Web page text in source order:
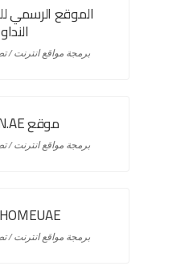
الموقع الرسمي
برمجة مواقع انترنت /
موقع YOUWIN.AE
برمجة مواقع انترنت /
برمجة مواقع انترنت /